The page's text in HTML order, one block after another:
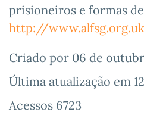
prisioneiros e formas
http://
Criado por 06 de
Última atualização em
Acessos 6723